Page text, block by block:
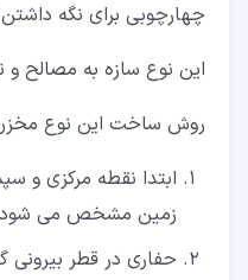
چهارچوبی برای نگه
این نوع سازه به مصالح و
روش ساخت این نوع
ابتدا نقطه مرکزی و
زمین مشخص می
حفاری در قطر بیرونی